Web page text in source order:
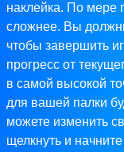
наклейка. По мере
сложнее. Вы
чтобы завершить
прогресс от
в самой высокой
для вашей палки
можете изменить
щелкнуть и